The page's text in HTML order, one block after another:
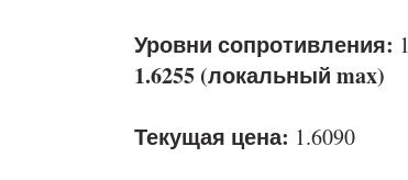
Уровни сопротивления:
1.6255 (локальный max)
Текущая цена: 1.6090